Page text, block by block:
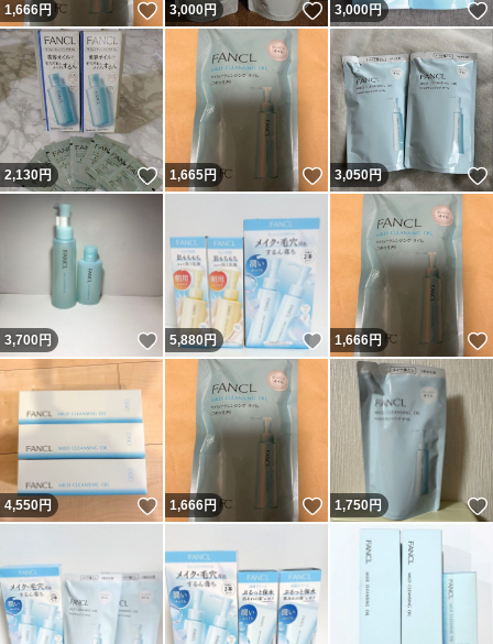
1,666円 いいね！
3,000円 いいね！
3,000円
2,130円 いいね！
1,665円 いいね！
3,050円
3,700 円 いいね！
5,880円 いいね！
1,666円
4,550円 いいね！
1,666円 いいね！
1,750円